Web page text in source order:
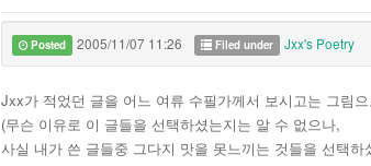
Posted 2005/11/07 11:26 Filed under Jxx's Poetry
Jxx가 적었던 글을 어느 여류 수필가께서 보시고는 그림
(무슨 이유로 이 글들을 선택하셨는지는 알 수 없으나,
사실 내가 쓴 글들중 그다지 맛을 못느끼는 것들을 선택하